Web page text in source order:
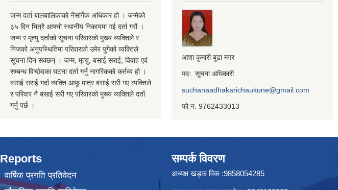
जन्म दर्ता बालबालिकाको नैसर्गिक अधिकार हो । जन्मेको
३५ दिन भित्रै आफ्नो स्थानीय निकायमा गई दर्ता गरौं ।
जन्म र मृत्यु दर्ताको सूचना परिवारको मुख्य व्यक्तिले र
निजको अनुपस्थितिमा परिवारको उमेर पुगेको व्यक्तिले
सूचना दिन सक्छन् । जन्म, मृत्यु, बसाई सराई, विवाह एवं
सम्बन्ध विच्छेदका घटना दर्ता गर्नु नागरिकको कर्तव्य हो ।
बसाई सराई गर्दा व्यक्ति आफू मात्र बसाई सरी गए व्यक्तिले
र परिवार नै बसाई सरी गए परिवारको मुख्य व्यक्तिले दर्ता
गर्नु पर्छ ।
आशा कुमारी बुढा मगर
पदः सूचना अधिकारी
suchanaadhakarichaukune@gmail.com
फो न. 9762433013
Reports
वार्षिक प्रगति प्रतिवेदन
सम्पर्क विवरण
अध्यक्ष खड्क विक :9858054285